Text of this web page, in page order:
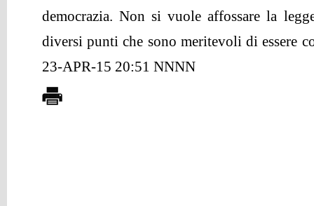
democrazia. Non si vuole affossare la
diversi punti che sono meritevoli di essere
23-APR-15 20:51 NNNN